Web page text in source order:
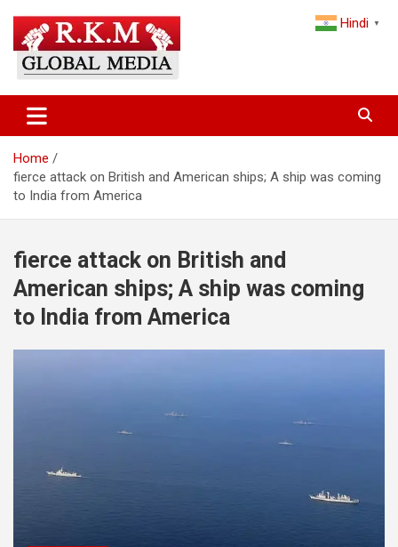
content
Latest Hindi News & Breaking
News – RKM Global Media
and the World
Home
fierce attack on British and American ships; A ship was coming
to India from America
fierce attack on British and
American ships; A ship was coming
to India from America
Hindi ▼